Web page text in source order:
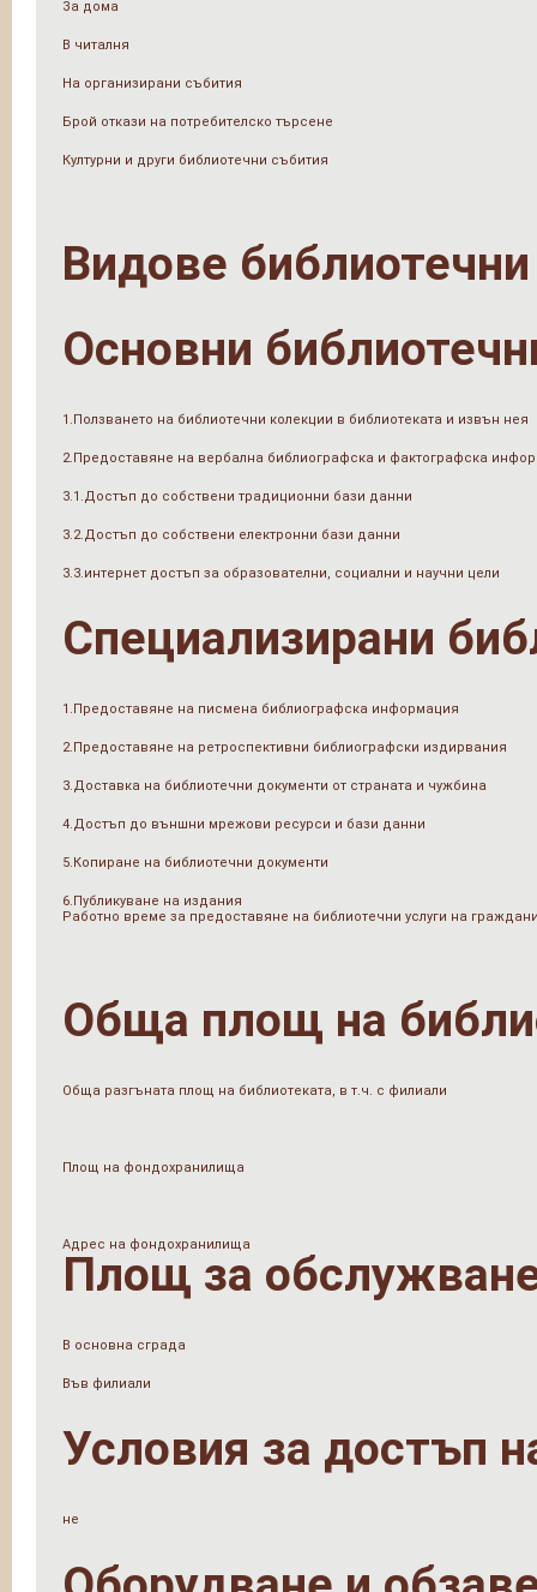
За дома
В читалня
На организирани събития
Брой откази на потребителско търсене
Културни и други библиотечни събития
Видове библиотечни
Основни
1.Ползването на библиотечни колекции в библиотеката и извън нея
2.Предоставяне на вербална библиографска и фактографска
3.1.Достъп до собствени традиционни бази данни
3.2.Достъп до собствени електронни бази данни
3.3.интернет достъп за образователни, социални и научни цели
Специализирани
1.Предоставяне на писмена библиографска информация
2.Предоставяне на ретроспективни библиографски издирвания
3.Доставка на библиотечни документи от страната и чужбина
4.Достъп до външни мрежови ресурси и бази данни
5.Копиране на библиотечни документи
6.Публикуване на издания
Работно време за предоставяне на библиотечни услуги на
Обща площ на
Обща разгъната площ на библиотеката, в т.ч. с филиали
Площ на фондохранилища
Адрес на фондохранилища
Площ за
В основна сграда
Във филиали
Условия за достъп
не